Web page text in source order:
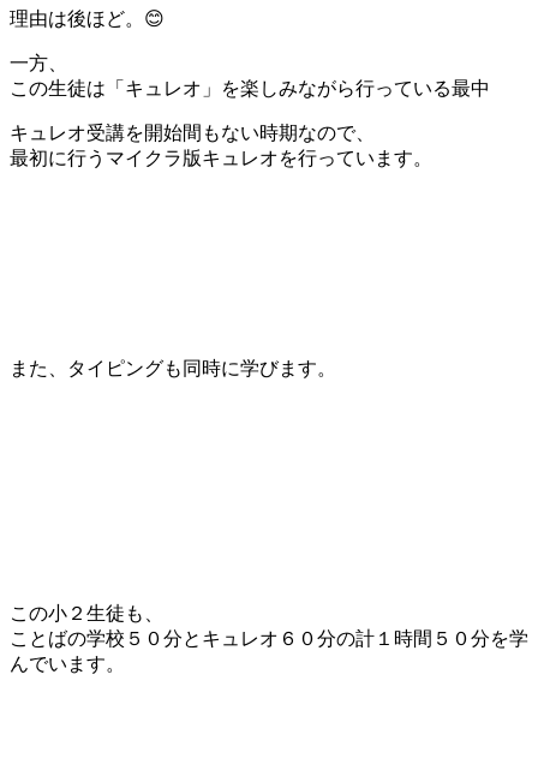
理由は後ほど。😊
一方、
この生徒は「キュレオ」を楽しみながら行っている最中
キュレオ受講を開始間もない時期なので、
最初に行うマイクラ版キュレオを行っています。
また、タイピングも同時に学びます。
この小２生徒も、
ことばの学校５０分とキュレオ６０分の計１時間５０分を学
んでいます。